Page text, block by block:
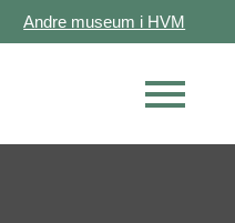
Andre museum i HVM